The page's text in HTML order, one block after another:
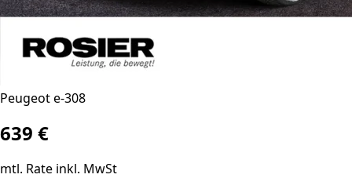
Peugeot e-308
639 €
mtl. Rate inkl. MwSt